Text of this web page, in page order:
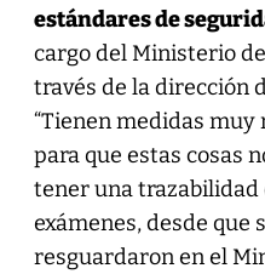
estándares de
cargo del Ministerio
través de la dirección
“Tienen medidas
para que estas cosas
tener una trazabilidad
exámenes, desde que
resguardaron en el